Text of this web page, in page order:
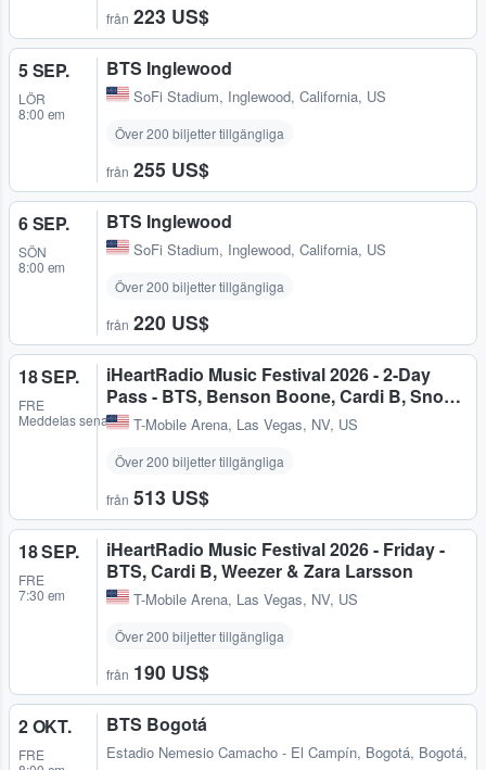
från 223 US$
5 SEP.
LÖR
8:00 em
BTS Inglewood
SoFi Stadium, Inglewood, California, US
Över 200 biljetter tillgängliga
från 255 US$
6 SEP.
SÖN
8:00 em
BTS Inglewood
SoFi Stadium, Inglewood, California, US
Över 200 biljetter tillgängliga
från 220 US$
18 SEP.
FRE
Meddelas senare
iHeartRadio Music Festival 2026 - 2-Day
Pass - BTS, Benson Boone, Cardi B, Sno…
T-Mobile Arena, Las Vegas, NV, US
Över 200 biljetter tillgängliga
från 513 US$
18 SEP.
FRE
7:30 em
iHeartRadio Music Festival 2026 - Friday -
BTS, Cardi B, Weezer & Zara Larsson
T-Mobile Arena, Las Vegas, NV, US
Över 200 biljetter tillgängliga
från 190 US$
2 OKT.
FRE
BTS Bogotá
Estadio Nemesio Camacho - El Campín, Bogotá, Bogotá,